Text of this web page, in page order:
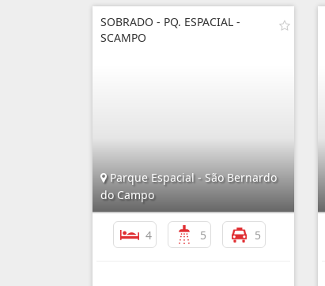
SOBRADO - PQ. ESPACIAL -
SCAMPO
Parque Espacial - São Bernardo
do Campo
4 5 5